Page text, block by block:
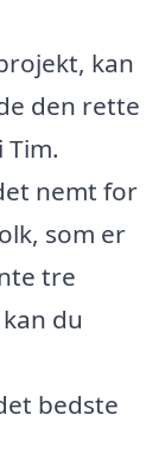
kan
den rette
nemt for
som er
tre
du
bedste